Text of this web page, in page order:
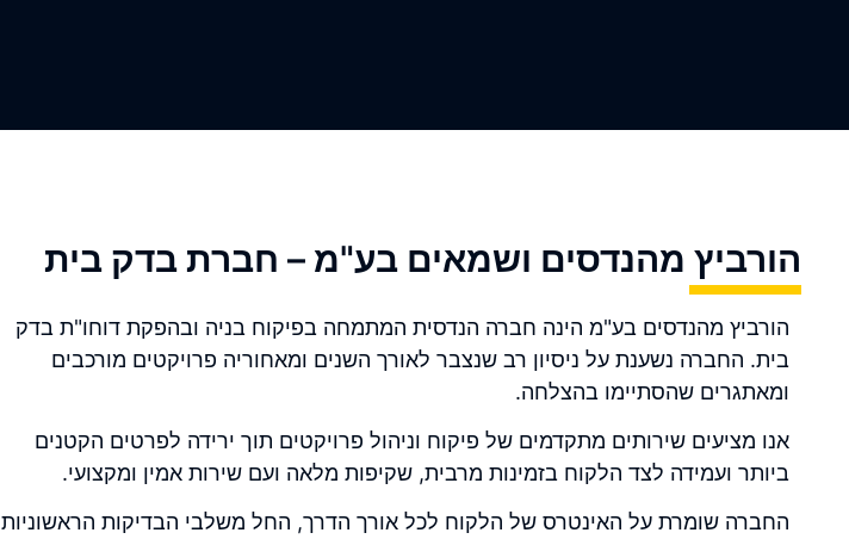
הורביץ מהנדסים ושמאים בע"מ – חברת בדק בית
הורביץ מהנדסים בע"מ הינה חברה הנדסית המתמחה בפיקוח בניה ובהפקת דוחו"ת בדק
בית. החברה נשענת על ניסיון רב שנצבר לאורך השנים ומאחוריה פרויקטים מורכבים
ומאתגרים שהסתיימו בהצלחה.
אנו מציעים שירותים מתקדמים של פיקוח וניהול פרויקטים תוך ירידה לפרטים הקטנים
ביותר ועמידה לצד הלקוח בזמינות מרבית, שקיפות מלאה ועם שירות אמין ומקצועי.
החברה שומרת על האינטרס של הלקוח לכל אורך הדרך, החל משלבי הבדיקות הראשוניות